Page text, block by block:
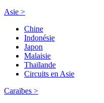
Asie >
Chine
Indonésie
Japon
Malaisie
Thaïlande
Circuits en Asie
Caraïbes >